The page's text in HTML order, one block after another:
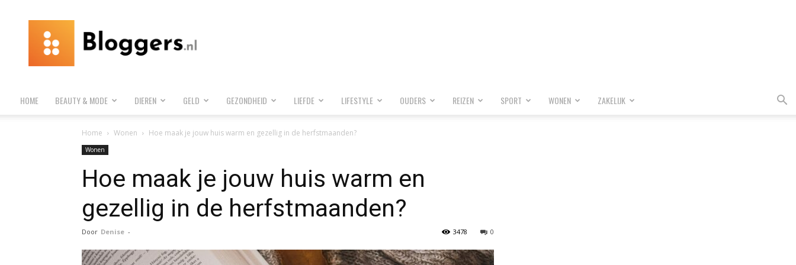
HOME BEAUTY & MODE DIEREN GELD GEZONDHEID LIEFDE LIFESTYLE OUDERS REIZEN SPORT WONEN ZAKELIJK
Home Wonen Hoe maak je jouw huis warm en gezellig in de herfstmaanden?
Wonen
Hoe maak je jouw huis warm en
gezellig in de herfstmaanden?
Door Denise - 0
3478